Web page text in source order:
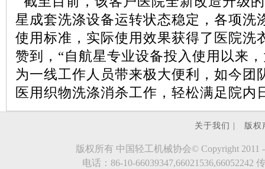
星成套洗涤设备运转状态稳定，各项洗
使用标准，实际使用效果获得了医院洗
赞到，“自航星专业设备投入使用以来
为一线工作人员带来极大便利，如今团
医用织物洗涤消杀工作，轻松满足院内
关于我们 | 版
版权所有 中国轻工机械协会© Copyright 2011 -
电话：86-10-66039347,66021536,66052242